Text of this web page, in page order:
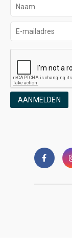
AANMELDEN